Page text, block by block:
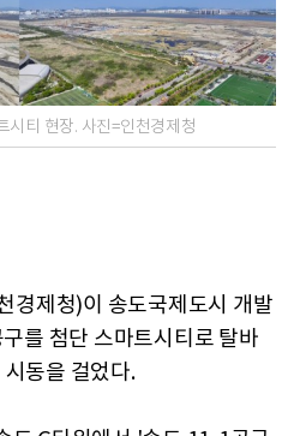
시티 현장. 사진=인천경제청
경제청)이 송도국제도시 개발
를 첨단 스마트시티로 탈바
동을 걸었다.